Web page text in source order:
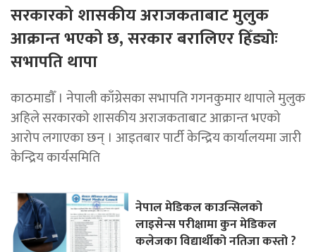
सरकारको शासकीय अराजकताबाट मुलुक
आक्रान्त भएको छ, सरकार बरालिएर हिँड्याेः
सभापति थापा
काठमाडाैँ । नेपाली काँग्रेसका सभापति गगनकुमार थापाले मुलुक
अहिले सरकारको शासकीय अराजकताबाट आक्रान्त भएको
आरोप लगाएका छन् । आइतबार पार्टी केन्द्रिय कार्यालयमा जारी
केन्द्रिय कार्यसमिति
नेपाल मेडिकल काउन्सिलको
लाइसेन्स परीक्षामा कुन मेडिकल
कलेजका विद्यार्थीको नतिजा कस्तो ?